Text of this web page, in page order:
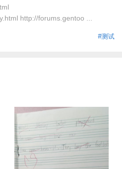
http://forums.gentoo ...
#测试